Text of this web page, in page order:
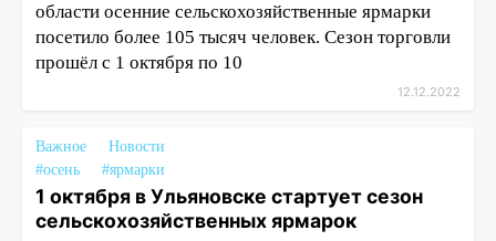
области осенние сельскохозяйственные ярмарки
посетило более 105 тысяч человек. Сезон торговли
прошёл с 1 октября по 10
12.12.2022
Важное
Новости
#осень
#ярмарки
1 октября в Ульяновске стартует сезон
сельскохозяйственных ярмарок